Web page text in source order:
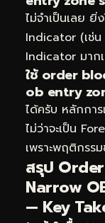
ไม่จำเป็นเลย
Indicator (เช่
Indicator มาก
ใช้ order
ob entry
ได้ครับ หลักกา
ไม่ว่าจะเป็น
เพราะพฤติกรร
สรุป
Narrow
— Key